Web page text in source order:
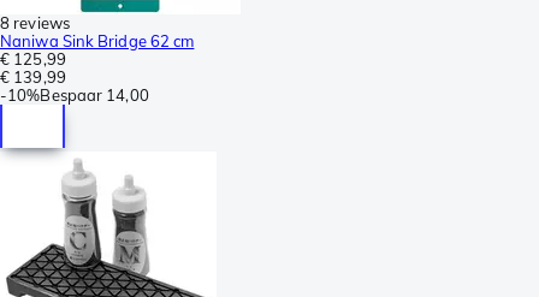
8 reviews
Naniwa Sink Bridge 62 cm
€ 125,99
€ 139,99
-10%Bespaar 14,00